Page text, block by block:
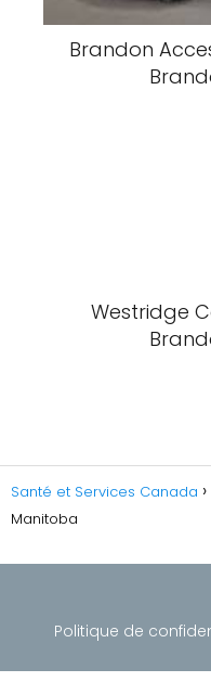
Brandon
Westridge
Santé et Services Canada
Manitoba
Politique de